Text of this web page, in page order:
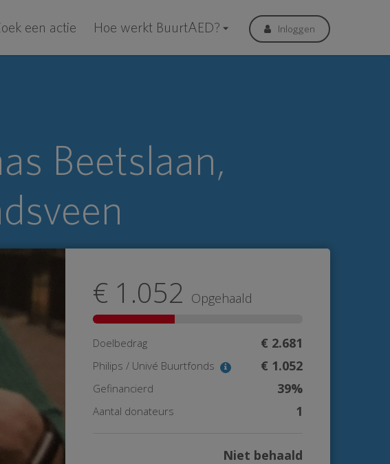
een actie Hoe werkt BuurtAED? Inloggen
Beetslaan,
€ 1.052 Opgehaald
Doelbedrag € 2.681
Philips / Univé Buurtfonds € 1.052
Gefinancierd 39%
Aantal donateurs 1
Niet behaald